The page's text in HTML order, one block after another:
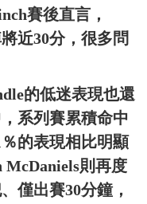
賽後直言，
近30分，很多問
的低迷表現也還
系列賽累積命中
的表現相比明顯
McDaniels則再度
僅出賽30分鐘，